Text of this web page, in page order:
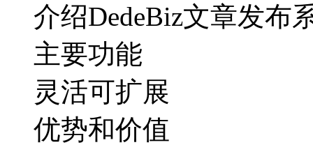
介绍DedeBiz文章发布
主要功能
灵活可扩展
优势和价值